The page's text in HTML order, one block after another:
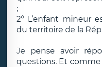
;
2° L’enfant mineur
du territoire de la
Je pense avoir
questions. Et